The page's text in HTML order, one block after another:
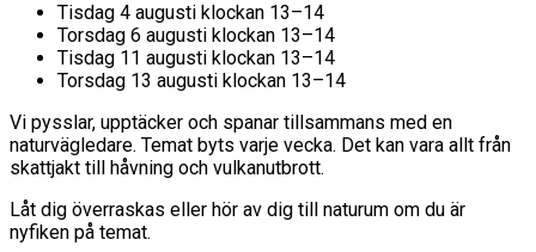
Tisdag 4 augusti klockan 13–14
Torsdag 6 augusti klockan 13–14
Tisdag 11 augusti klockan 13–14
Torsdag 13 augusti klockan 13–14
Vi pysslar, upptäcker och spanar tillsammans med en
naturvägledare. Temat byts varje vecka. Det kan vara allt från
skattjakt till håvning och vulkanutbrott.
Låt dig överraskas eller hör av dig till naturum om du är
nyfiken på temat.